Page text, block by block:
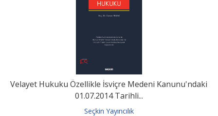
Velayet Hukuku Özellikle İsviçre Medeni Kanunu'ndaki
01.07.2014 Tarihli...
Seçkin Yayıncılık